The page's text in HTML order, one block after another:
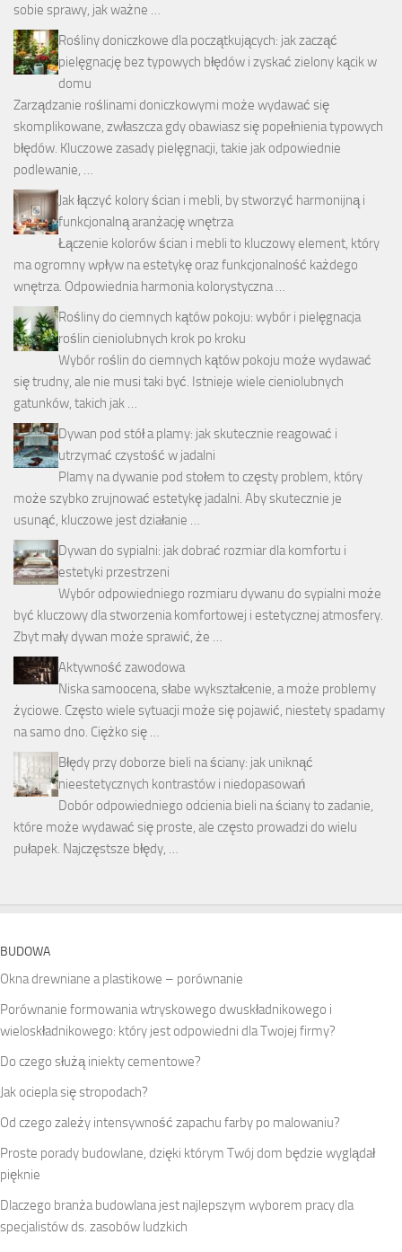
sobie sprawy, jak ważne …
Rośliny doniczkowe dla początkujących: jak zacząć
pielęgnację bez typowych błędów i zyskać zielony kącik w
domu
Zarządzanie roślinami doniczkowymi może wydawać się
skomplikowane, zwłaszcza gdy obawiasz się popełnienia typowych
błędów. Kluczowe zasady pielęgnacji, takie jak odpowiednie
podlewanie, …
Jak łączyć kolory ścian i mebli, by stworzyć harmonijną i
funkcjonalną aranżację wnętrza
Łączenie kolorów ścian i mebli to kluczowy element, który
ma ogromny wpływ na estetykę oraz funkcjonalność każdego
wnętrza. Odpowiednia harmonia kolorystyczna …
Rośliny do ciemnych kątów pokoju: wybór i pielęgnacja
roślin cieniolubnych krok po kroku
Wybór roślin do ciemnych kątów pokoju może wydawać
się trudny, ale nie musi taki być. Istnieje wiele cieniolubnych
gatunków, takich jak …
Dywan pod stół a plamy: jak skutecznie reagować i
utrzymać czystość w jadalni
Plamy na dywanie pod stołem to częsty problem, który
może szybko zrujnować estetykę jadalni. Aby skutecznie je
usunąć, kluczowe jest działanie …
Dywan do sypialni: jak dobrać rozmiar dla komfortu i
estetyki przestrzeni
Wybór odpowiedniego rozmiaru dywanu do sypialni może
być kluczowy dla stworzenia komfortowej i estetycznej atmosfery.
Zbyt mały dywan może sprawić, że …
Aktywność zawodowa
Niska samoocena, słabe wykształcenie, a może problemy
życiowe. Często wiele sytuacji może się pojawić, niestety spadamy
na samo dno. Ciężko się …
Błędy przy doborze bieli na ściany: jak uniknąć
nieestetycznych kontrastów i niedopasowań
Dobór odpowiedniego odcienia bieli na ściany to zadanie,
które może wydawać się proste, ale często prowadzi do wielu
pułapek. Najczęstsze błędy, …
BUDOWA
Okna drewniane a plastikowe – porównanie
Porównanie formowania wtryskowego dwuskładnikowego i
wieloskładnikowego: który jest odpowiedni dla Twojej firmy?
Do czego służą iniekty cementowe?
Jak ociepla się stropodach?
Od czego zależy intensywność zapachu farby po malowaniu?
Proste porady budowlane, dzięki którym Twój dom będzie wyglądał
pięknie
Dlaczego branża budowlana jest najlepszym wyborem pracy dla
specjalistów ds. zasobów ludzkich